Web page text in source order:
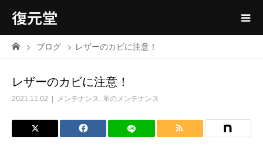
復元堂
ブログ レザーのカビに注意！
レザーのカビに注意！
2021.11.02 メンテナンス, 革のメンテナンス